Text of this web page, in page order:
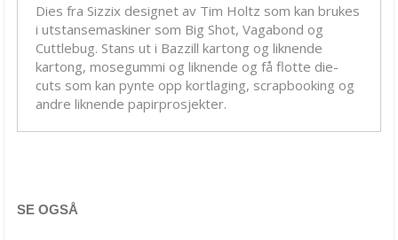
Stanseverktøy
Punchere
BetterPress System
Dies fra Sizzix designet av Tim Holtz som kan brukes
i utstansemaskiner som Big Shot, Vagabond og
Cuttlebug. Stans ut i Bazzill kartong og liknende
kartong, mosegummi og liknende og få flotte die-
cuts som kan pynte opp kortlaging, scrapbooking og
andre liknende papirprosjekter.
SE OGSÅ